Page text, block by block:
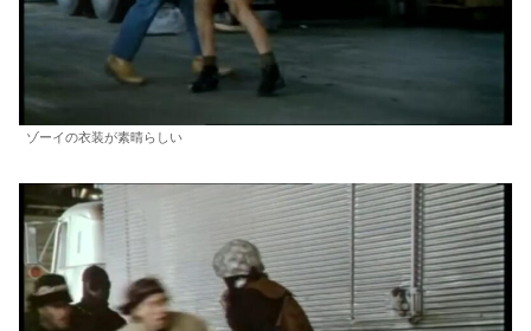
ゾーイの衣装が素晴らしい